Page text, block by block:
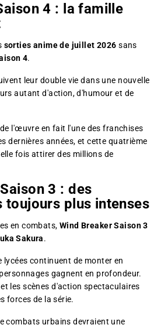
4 : la famille
sorties anime de juillet 2026 sans
4.
leur double vie dans une nouvelle
autant d'action, d'humour et de
l'œuvre en fait l'une des franchises
dernières années, et cette quatrième
fois attirer des millions de
3 : des
plus intenses
en combats, Wind Breaker Saison 3
Sakura.
continuent de monter en
gagnent en profondeur.
les scènes d'action spectaculaires
forces de la série.
combats urbains devraient une